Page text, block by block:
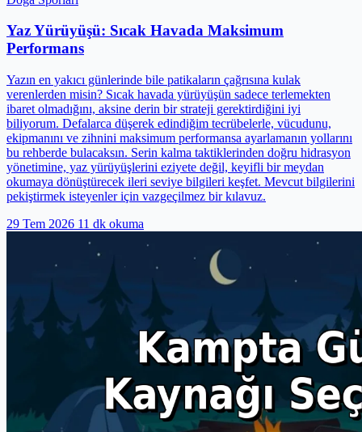
Yaz Yürüyüşü: Sıcak Havada Maksimum
Performans
Yazın en yakıcı günlerinde bile patikaların çağrısına kulak
verenlerden misin? Sıcak havada yürüyüşün sadece terlemekten
ibaret olmadığını, aksine derin bir strateji gerektirdiğini iyi
biliyorum. Defalarca düşerek edindiğim tecrübelerle, vücudunu,
ekipmanını ve zihnini maksimum performansa ayarlamanın yollarını
bu rehberde bulacaksın. Serin kalma taktiklerinden doğru hidrasyon
yönetimine, yaz yürüyüşlerini eziyete değil, keyifli bir meydan
okumaya dönüştürecek ileri seviye bilgileri keşfet. Mevcut bilgilerini
pekiştirmek isteyenler için vazgeçilmez bir kılavuz.
29 Tem 2026 11 dk okuma